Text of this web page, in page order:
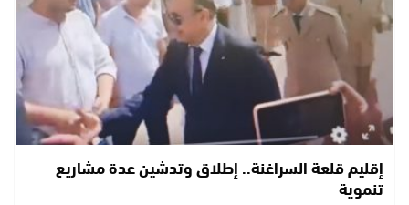
إقليم قلعة السراغنة.. إطلاق وتدشين عدة مشاريع
تنموية